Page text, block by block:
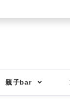
親子bar